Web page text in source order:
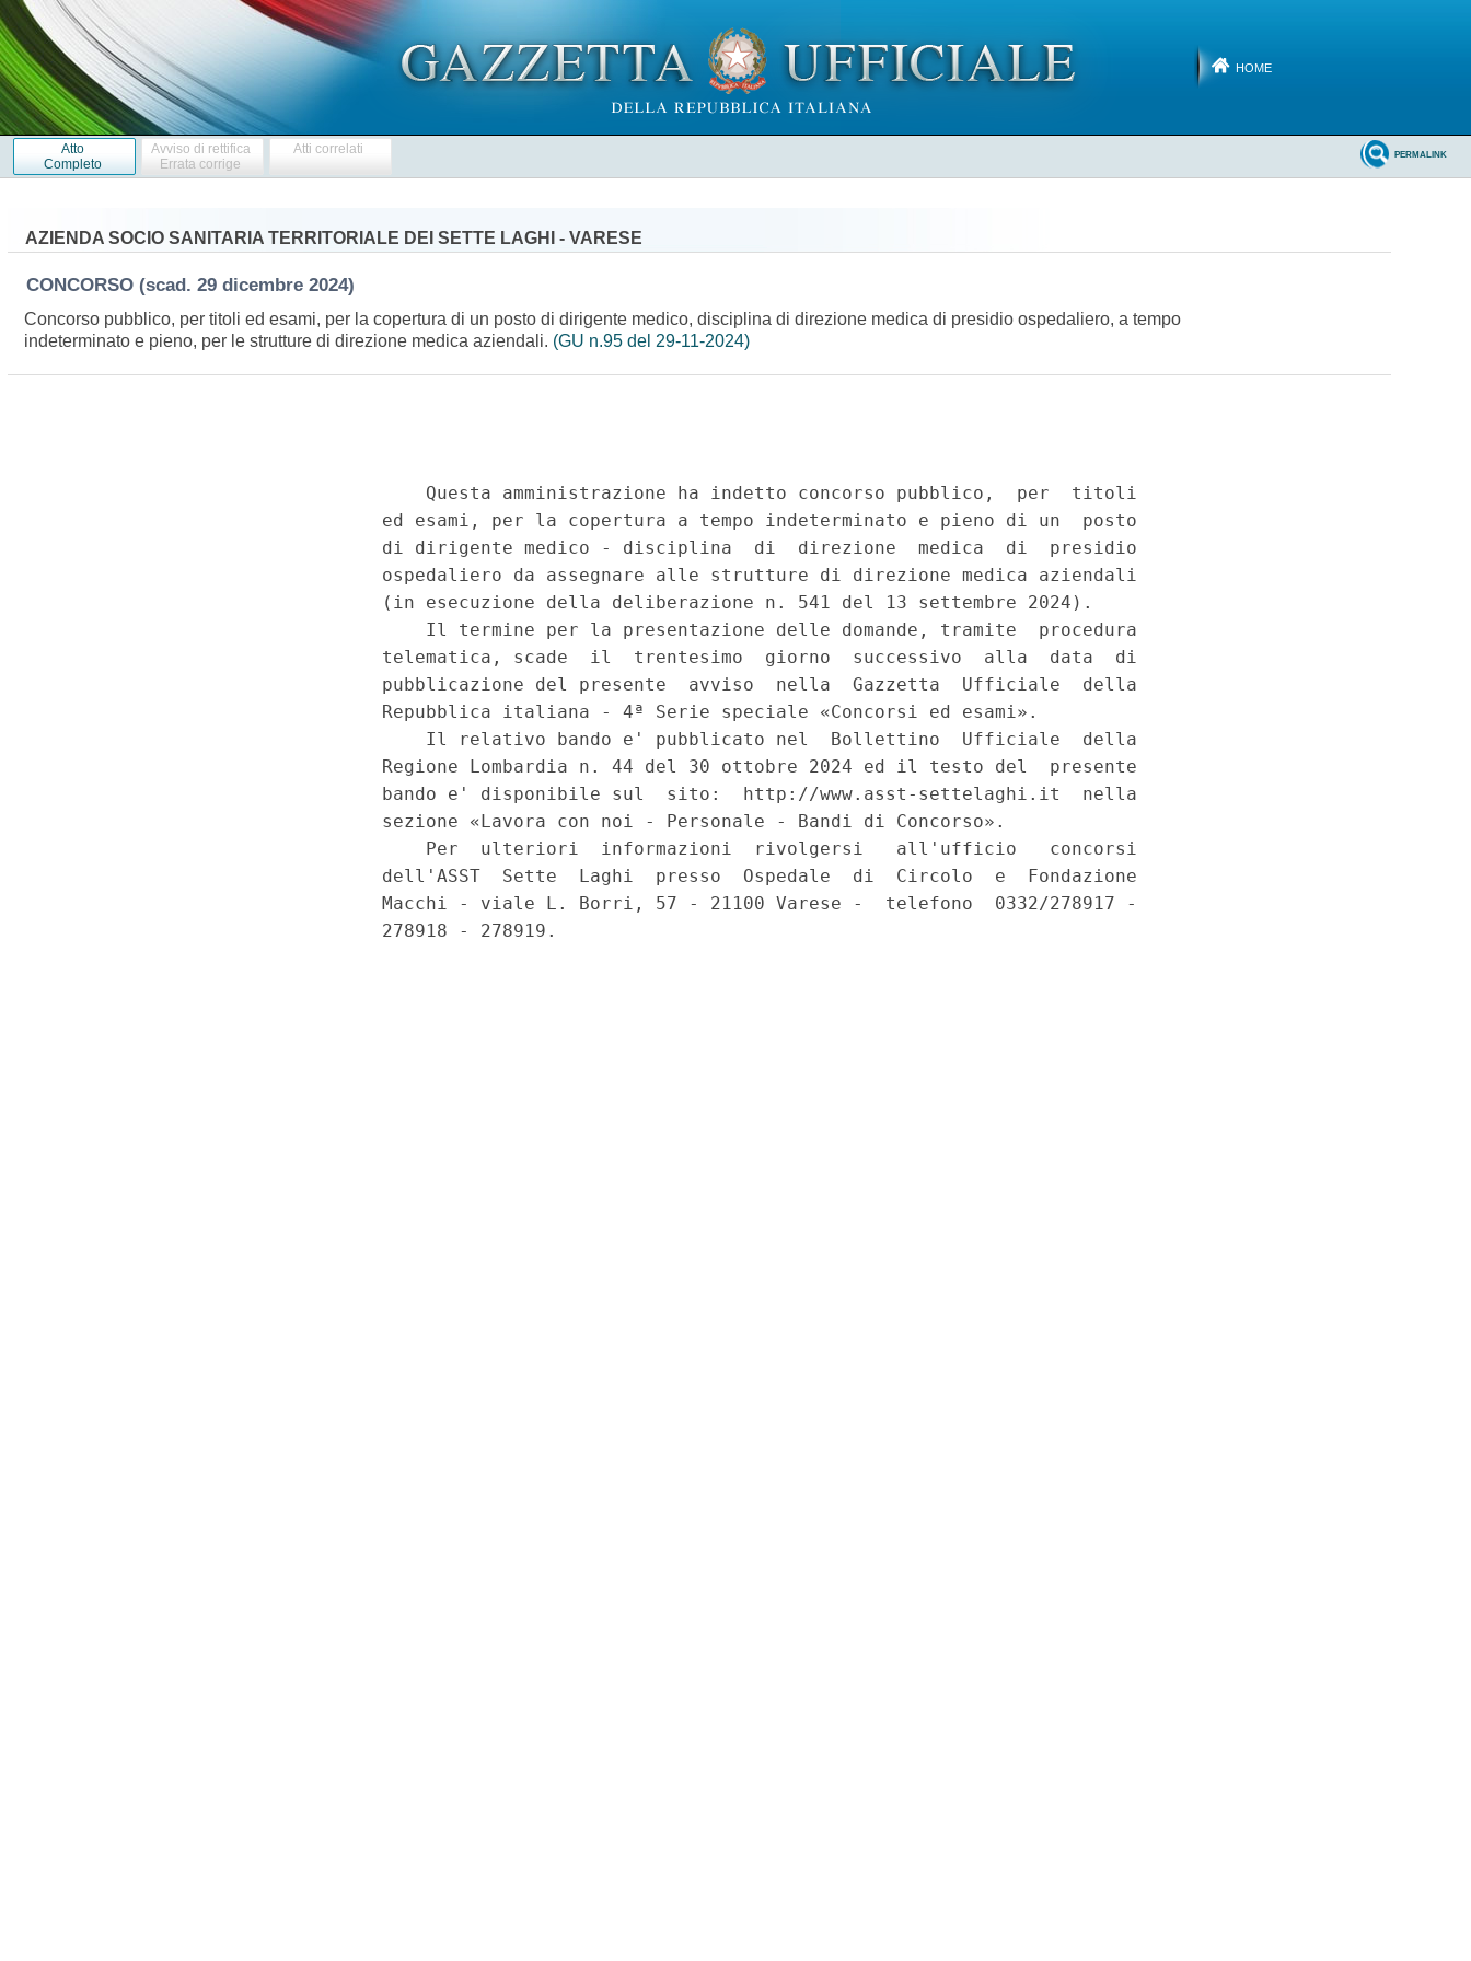
HOME
Atto
Completo
Avviso di rettifica
Errata corrige
Atti correlati PERMALINK
AZIENDA SOCIO SANITARIA TERRITORIALE DEI SETTE LAGHI - VARESE
CONCORSO (scad. 29 dicembre 2024)
Concorso pubblico, per titoli ed esami, per la copertura di un posto di dirigente medico, disciplina di direzione medica di presidio ospedaliero, a tempo
indeterminato e pieno, per le strutture di direzione medica aziendali. (GU n.95 del 29-11-2024)